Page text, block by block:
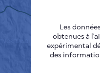
Les
obtenues à
expérimental
des